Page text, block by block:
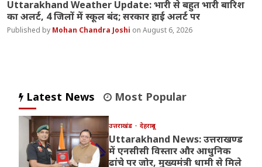
Uttarakhand Weather Update: भारी से बहुत भारी बारिश
का अलर्ट, 4 जिलों में स्कूल बंद; सरकार हाई अलर्ट पर
Mohan Chandra Joshi August 6, 2026
Latest News Most Popular
उत्तराखंड देहरादून
Uttarakhand News: उत्तराखण्ड
में एनसीसी विस्तार और आधुनिक
ढांचे पर जोर, मुख्यमंत्री धामी से मिले